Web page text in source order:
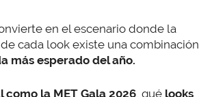
en el escenario donde la
cada look existe una combinación
más esperado del año.
la MET Gala 2026 , qué looks